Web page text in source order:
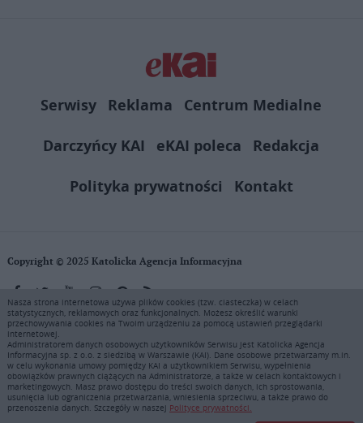
Serwisy Reklama
Centrum Medialne
Darczyńcy KAI
eKAI poleca
Redakcja
Polityka prywatności
Kontakt
Copyright © 2025 Katolicka Agencja Informacyjna
KAI zastrzega wszelkie prawa do serwisu. Użytkownicy mogą pobierać
i drukować fragmenty zawartości serwisu internetowego www.ekai.pl
wyłącznie do użytku osobistego. Publikacja, rozpowszechnianie
zawartości niniejszego serwisu lub jej sprzedaż (także framing i in.
podobne metody), są bez uprzedniej pisemnej zgody KAI zabronione i
stanowią naruszenie ustaw o prawie autorskim, ochronie baz danych i
uczciwej konkurencji - będą ścigane przy pomocy wszelkich
dostępnych środków prawnych. Zapraszamy do prenumeraty serwisu
Nasza strona internetowa używa plików cookies (tzw. ciasteczka) w celach
statystycznych, reklamowych oraz funkcjonalnych. Możesz określić warunki
przechowywania cookies na Twoim urządzeniu za pomocą ustawień przeglądarki
internetowej.
Administratorem danych osobowych użytkowników Serwisu jest Katolicka Agencja
Informacyjna sp. z o.o. z siedzibą w Warszawie (KAI). Dane osobowe przetwarzamy m.in.
w celu wykonania umowy pomiędzy KAI a użytkownikiem Serwisu, wypełnienia
obowiązków prawnych ciążących na Administratorze, a także w celach kontaktowych i
marketingowych. Masz prawo dostępu do treści swoich danych, ich sprostowania,
usunięcia lub ograniczenia przetwarzania, wniesienia sprzeciwu, a także prawo do
przenoszenia danych. Szczegóły w naszej Polityce prywatności.